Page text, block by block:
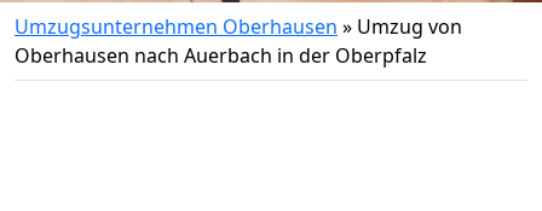
Umzugsunternehmen Oberhausen » Umzug von
Oberhausen nach Auerbach in der Oberpfalz